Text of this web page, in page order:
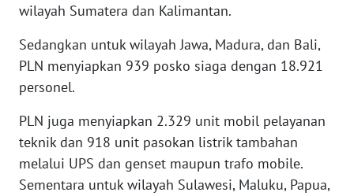
wilayah Sumatera dan Kalimantan.
Sedangkan untuk wilayah Jawa, Madura, dan Bali,
PLN menyiapkan 939 posko siaga dengan 18.921
personel.
PLN juga menyiapkan 2.329 unit mobil pelayanan
teknik dan 918 unit pasokan listrik tambahan
melalui UPS dan genset maupun trafo mobile.
Sementara untuk wilayah Sulawesi, Maluku, Papua,
JAMBI
WN
WN
NTB